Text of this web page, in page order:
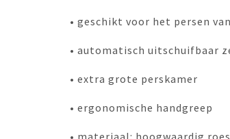
• geschikt voor het persen
• automatisch uitschuifbaar
• extra grote perskamer
• ergonomische handgreep
• materiaal: hoogwaardig